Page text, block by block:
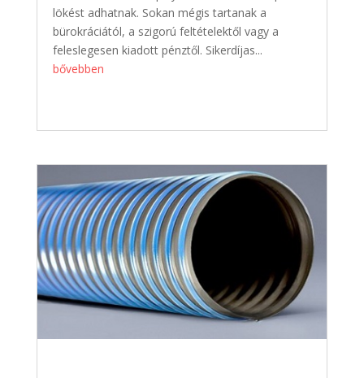
lökést adhatnak. Sokan mégis tartanak a
bürokráciától, a szigorú feltételektől vagy a
feleslegesen kiadott pénztől. Sikerdíjas...
bővebben